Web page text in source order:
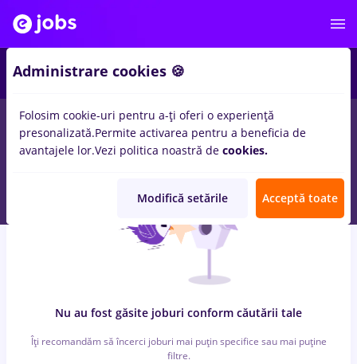
locuri de muncamagazin, Part timeinCluj-Napoca
Transport / Distributie, IT / Telecom
Nu au fost găsite joburi conform căutării tale
Îți recomandăm să încerci joburi mai puțin specifice sau mai puține
filtre.
Administrare cookies 🍪
Folosim cookie-uri pentru a-ți oferi o experiență
presonalizată.Permite activarea pentru a beneficia de
avantajele lor.Vezi politica noastră de cookies.
Modifică setările Acceptă toate